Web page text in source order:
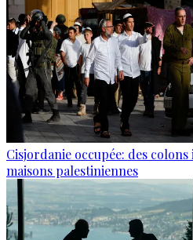
Cisjordanie occupée: des
maisons palestiniennes